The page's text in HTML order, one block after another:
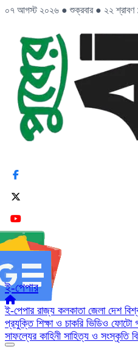
০৭ আগস্ট ২০২৬ ● শুক্রবার ● ২২
ই-পেপার
ই-পেপার রাজ্য কলকাতা জেলা দেশ
প্রযুক্তি শিক্ষা ও চাকরি ভিডিও ফোটো
সাফল্যের কাহিনী সাহিত্য ও সংস্কৃতি